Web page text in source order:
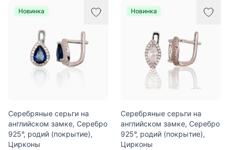
Новинка
Серебряные серьги на
английском замке, Серебро
925°, родий (покрытие),
Цирконы
Новинка
Серебряные серьги на
английском замке, Серебро
925°, родий (покрытие),
Цирконы